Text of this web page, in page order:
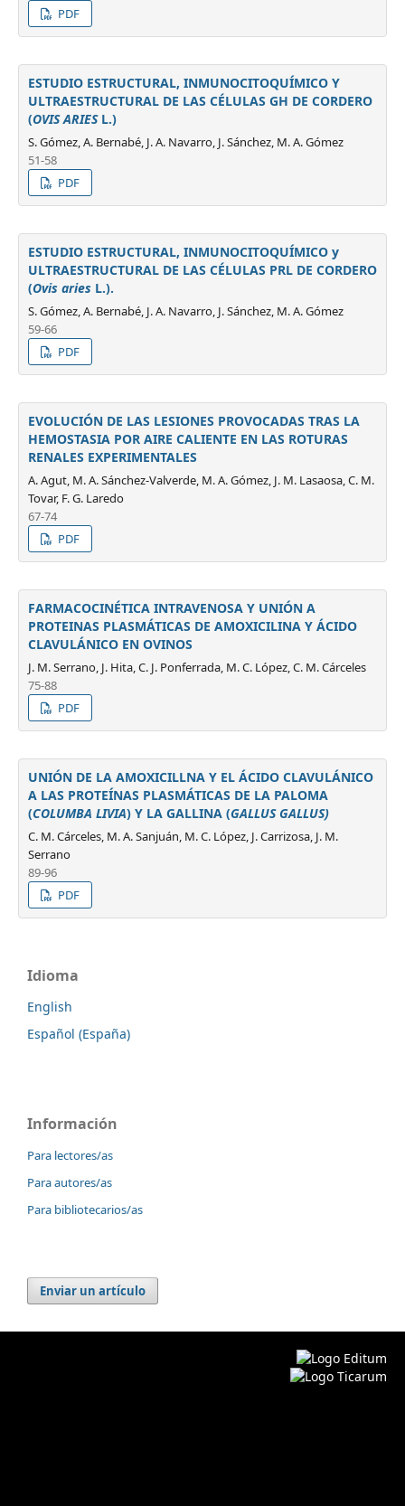
PDF
ESTUDIO ESTRUCTURAL, INMUNOCITOQUÍMICO Y
ULTRAESTRUCTURAL DE LAS CÉLULAS GH DE CORDERO
(OVIS ARIESL.)
S. Gómez, A. Bernabé, J. A. Navarro, J. Sánchez, M. A. Gómez
51-58
PDF
ESTUDIO ESTRUCTURAL, INMUNOCITOQUÍMICO y
ULTRAESTRUCTURAL DE LAS CÉLULAS PRL DE CORDERO
(Ovis aries L.).
S. Gómez, A. Bernabé, J. A. Navarro, J. Sánchez, M. A. Gómez
59-66
PDF
EVOLUCIÓN DE LAS LESIONES PROVOCADAS TRAS LA
HEMOSTASIA POR AIRE CALIENTE EN LAS ROTURAS
RENALES EXPERIMENTALES
A. Agut, M. A. Sánchez-Valverde, M. A. Gómez, J. M. Lasaosa, C. M.
Tovar, F. G. Laredo
67-74
PDF
FARMACOCINÉTICA INTRAVENOSA Y UNIÓN A
PROTEINAS PLASMÁTICAS DE AMOXICILINA Y ÁCIDO
CLAVULÁNICO EN OVINOS
J. M. Serrano, J. Hita, C. J. Ponferrada, M. C. López, C. M. Cárceles
75-88
PDF
UNIÓN DE LA AMOXICILLNA Y EL ÁCIDO CLAVULÁNICO
A LAS PROTEÍNAS PLASMÁTICAS DE LA PALOMA
(COLUMBA LIVIA) Y LA GALLINA (GALLUS GALLUS)
C. M. Cárceles, M. A. Sanjuán, M. C. López, J. Carrizosa, J. M.
Serrano
89-96
PDF
Idioma
English
Español (España)
Información
Para lectores/as
Para autores/as
Para bibliotecarios/as
Enviar un artículo